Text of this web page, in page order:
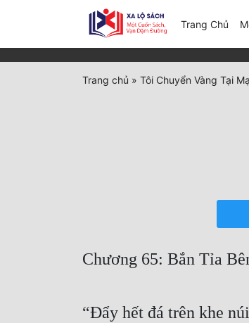
Trang Chủ
Trang chủ » Tôi Chuyển Vàng Tại
Chương 65: Bắn Tỉa
“Đẩy hết đá trên khe